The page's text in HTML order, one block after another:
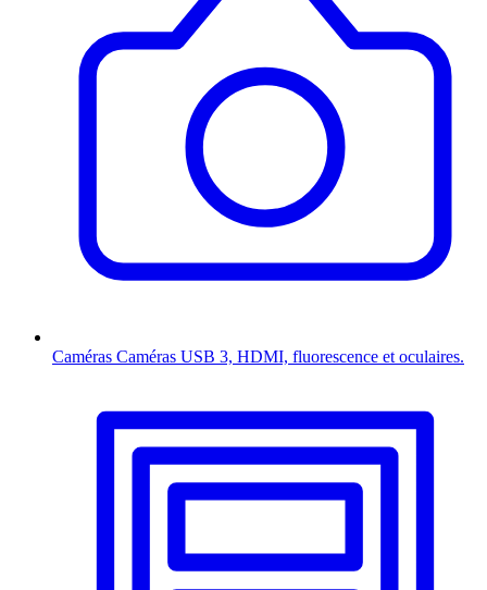
Caméras Caméras USB 3, HDMI, fluorescence et oculaires.